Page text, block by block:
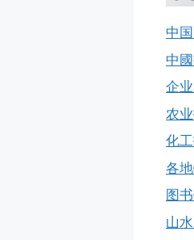
中
中
企
农
化
各
图
山